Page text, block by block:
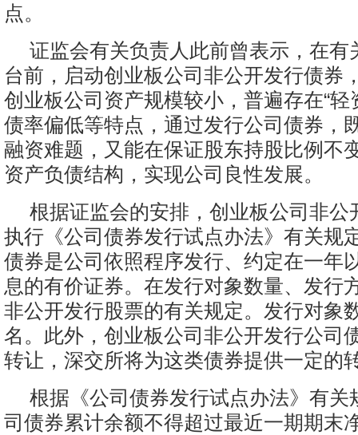
点。
证监会有关负责人此前曾表示，在有
台前，启动创业板公司非公开发行债券
创业板公司资产规模较小，普遍存在“轻
债率偏低等特点，通过发行公司债券，
融资难题，又能在保证股东持股比例不
资产负债结构，实现公司良性发展。
根据证监会的安排，创业板公司非公
执行《公司债券发行试点办法》有关规
债券是公司依照程序发行、约定在一年
息的有价证券。在发行对象数量、发行
非公开发行股票的有关规定。发行对象
名。此外，创业板公司非公开发行公司
转让，深交所将为这类债券提供一定的
根据《公司债券发行试点办法》有关
司债券累计余额不得超过最近一期期末